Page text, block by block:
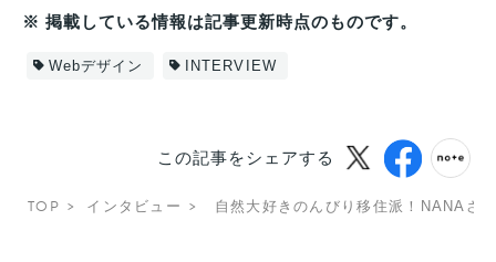
※ 掲載している情報は記事更新時点のものです。
Webデザイン INTERVIEW
この記事をシェアする
TOP インタビュー 自然大好きのんびり移住派！NANAさ